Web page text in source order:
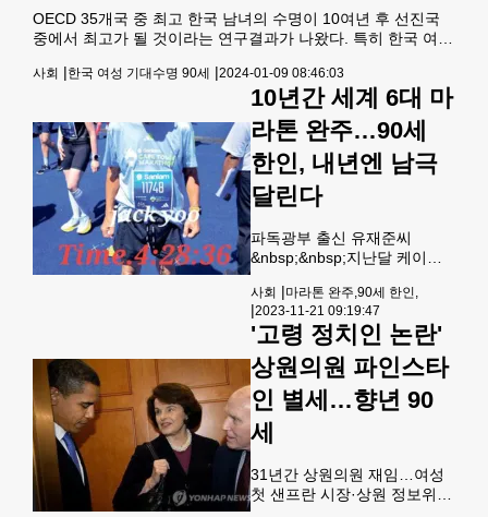
체에 따르면 전날 플로리다주
(州) 올랜도 월트디즈니 극장
카 대회에서 콜로라도 대표로
참가한 매디슨 마시(22)가 우
승했다.마시는 지난해 미국 공
군사관학교를 졸업한 현역 소
위다.재학 중 학교의 허락을 받
고 미인대회에 출전해 '미스 콜
로라도'에 선발됐고, 미스 아메
리카 대회까지 참가하
OECD 35개국 중 최고 한국 남녀의 수명이 10여년 후 선진국
중에서 최고가 될 것이라는 연구결과가 나왔다. 특히 한국 여성
기록될 전망이다.영국 임페리얼칼리지런던과 세계보건기구
(WHO)는 경제협력개발기구(OECD) 35개 가입국의 기대수명
을 분석한 이 같은 논문을 영국 의학저널 랜싯에 21일 게재했
다. 논문에 따르면 2030년에 태어나는 한국 여성의 기대수명은
90.82세를 기록할 것으로 예상됐다.기대수명은 새로 태어나는
사람이 몇 년을 더 생존할 수 있을지를
사회 |한국 여성 기대수명 90세 |2024-01-09 08:46:03
10년간 세계 6대 마
라톤 완주…90세
한인, 내년엔 남극
달린다
파독광부 출신 유재준씨
&nbsp;&nbsp;지난달 케이프
씨. [연합]80대로 마라톤에 입
문해 10년간 세계 6대 마라톤
풀코스를 완주한 90세 한인이
내년 초 남극에서 열리는 마라
톤에 도전장을 던져 주목받고
있다. 주인공은 시카고에서 살
고 있는 잭 유(한국명 유재준
·90)씨다.&nbsp;유씨는 건강
마라톤을 시작했다. 그해 시카
고 마라톤에서 3시간 30분 38
사회 |마라톤 완주,90세 한인,
|2023-11-21 09:19:47
'고령 정치인 논란'
상원의원 파인스타
인 별세…향년 90
세
31년간 상원의원 재임…여성
첫 샌프란 시장·상원 정보위원